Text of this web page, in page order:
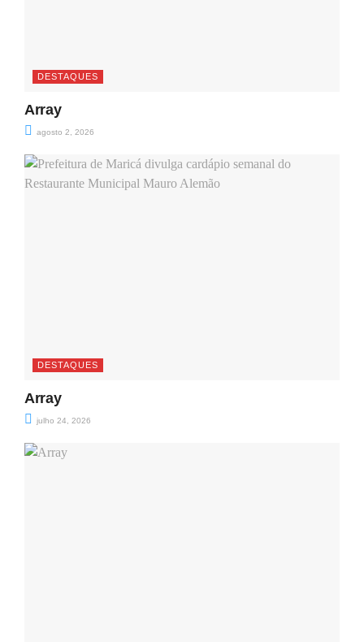
DESTAQUES
Array
agosto 2, 2026
DESTAQUES
Array
julho 24, 2026